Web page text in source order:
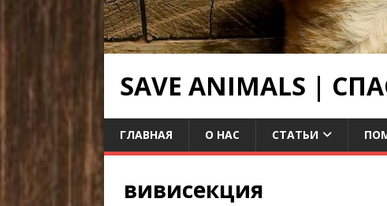
SAVE ANIMALS |
ГЛАВНАЯ О НАС СТАТЬИ
вивисекция